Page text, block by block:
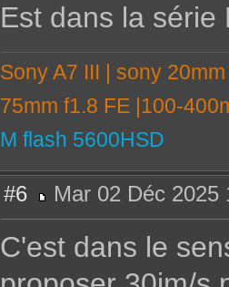
Est dans la série
Sony A7 III | sony
75mm f1.8 FE |100-
M flash 5600HSD
#6
e
a
Mar 02 Déc 2025
C'est dans le